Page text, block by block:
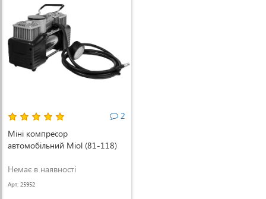
2
Міні компресор
автомобільний Miol (81-118)
Немає в наявності
Арт: 25952